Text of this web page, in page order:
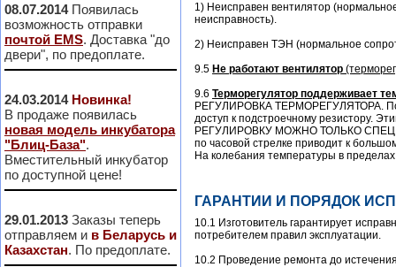
08.07.2014Появилась
возможность отправки
почтой EMS. Доставка "до
двери", по предоплате.
24.03.2014 Новинка!
В продаже появилась
новая модель инкубатора
"Блиц-База".
Вместительный инкубатор
по доступной цене!
29.01.2013 Заказы теперь
отправляем и в Беларусь и
Казахстан. По предоплате.
1) Неисправен вентилятор
неисправность).
2) Неисправен ТЭН (нормальное
9.5 Не работают вентилятор
9.6 Терморегулятор поддерживает
РЕГУЛИРОВКА ТЕРМОРЕГУЛЯТОРА. Под
доступ к подстроечному резистору.
РЕГУЛИРОВКУ МОЖНО ТОЛЬКО
по часовой стрелке приводит к
На колебания температуры в
ГАРАНТИИ И ПОРЯДОК
10.1 Изготовитель гарантирует
потребителем правил эксплуатации.
10.2 Проведение ремонта до